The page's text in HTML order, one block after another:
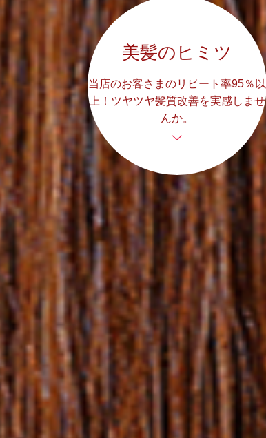
美髪のヒミツ
当店のお客さまのリピート率95％以
上！ツヤツヤ髪質改善を実感しませ
んか。